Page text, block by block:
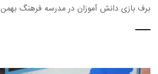
برف بازی دانش آموزان در مدرسه فرهنگ بهمن ۱۴۰۱